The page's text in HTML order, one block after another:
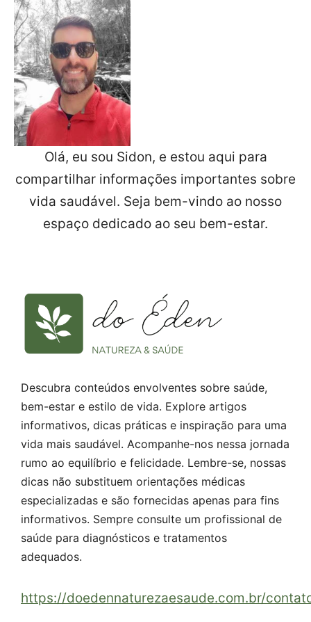
Olá, eu sou Sidon, e estou aqui para
compartilhar informações importantes sobre
vida saudável. Seja bem-vindo ao nosso
espaço dedicado ao seu bem-estar.
Descubra conteúdos envolventes sobre saúde,
bem-estar e estilo de vida. Explore artigos
informativos, dicas práticas e inspiração para uma
vida mais saudável. Acompanhe-nos nessa jornada
rumo ao equilíbrio e felicidade. Lembre-se, nossas
dicas não substituem orientações médicas
especializadas e são fornecidas apenas para fins
informativos. Sempre consulte um profissional de
saúde para diagnósticos e tratamentos
adequados.
https://doedennaturezaesaude.com.br/